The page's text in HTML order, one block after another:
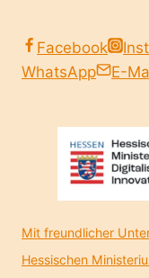
Facebook
WhatsApp
E-
Mit freundlicher
Hessischen